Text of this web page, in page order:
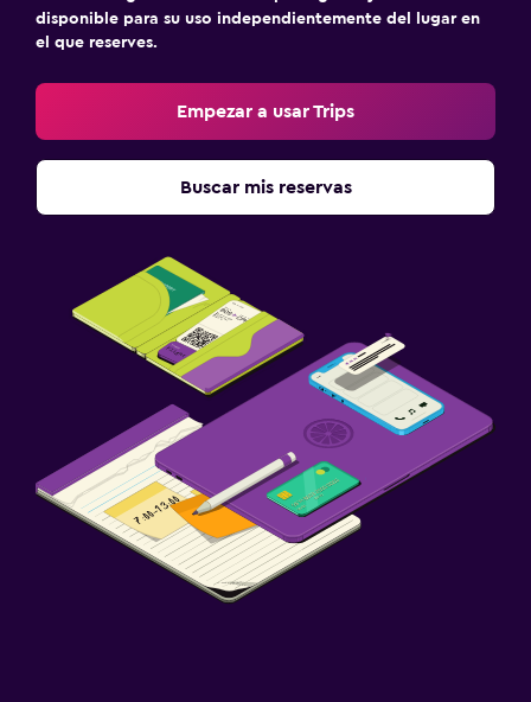
disponible para su uso independientemente del lugar en
el que reserves.
Empezar a usar Trips
Buscar mis reservas